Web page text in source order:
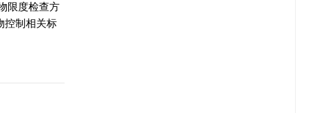
限度检查方
控制相关标